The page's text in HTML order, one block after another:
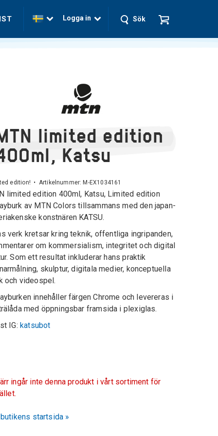
Logga in Sök
limited edition
Katsu
edition! • Artikelnummer: M-EX1034161
limited edition 400ml, Katsu, Limited edition
av MTN Colors tillsammans med den japan-
​konstnären KATSU.
verk kretsar kring teknik, offentliga ingripanden,
om kommersialism, integritet och digital
Som ett resultat inkluderar hans praktik
skulptur, digitala medier, konceptuella
och videospel.
innehåller färgen Chrome och levereras i
med öppningsbar framsida i plexiglas.
IG: katsubot
ingår inte denna produkt i vårt sortiment för
startsida »